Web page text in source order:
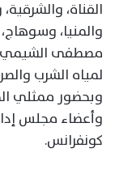
القناة،
والمنيا،
مصطفى الشيمي،
لمياه الشرب
وبحضور ممثلي
وأعضاء مجلس
كونفرانس.